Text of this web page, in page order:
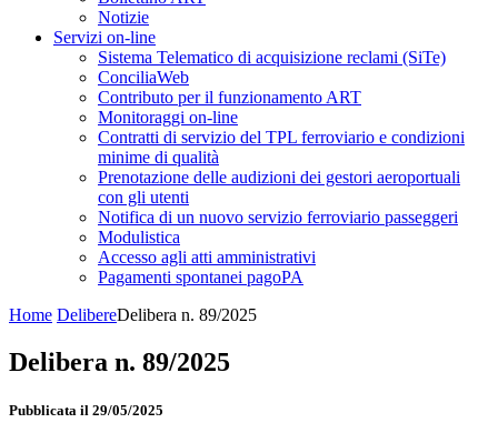
Notizie
Servizi on-line
Sistema Telematico di acquisizione reclami (SiTe)
ConciliaWeb
Contributo per il funzionamento ART
Monitoraggi on-line
Contratti di servizio del TPL ferroviario e condizioni
minime di qualità
Prenotazione delle audizioni dei gestori aeroportuali
con gli utenti
Notifica di un nuovo servizio ferroviario passeggeri
Modulistica
Accesso agli atti amministrativi
Pagamenti spontanei pagoPA
Home DelibereDelibera n. 89/2025
Delibera n. 89/2025
Pubblicata il 29/05/2025